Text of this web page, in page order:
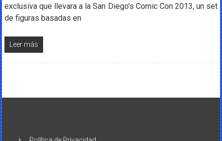
exclusiva que llevara a la San Diego’s Comic Con 2013, un set
de figuras basadas en
Leer más